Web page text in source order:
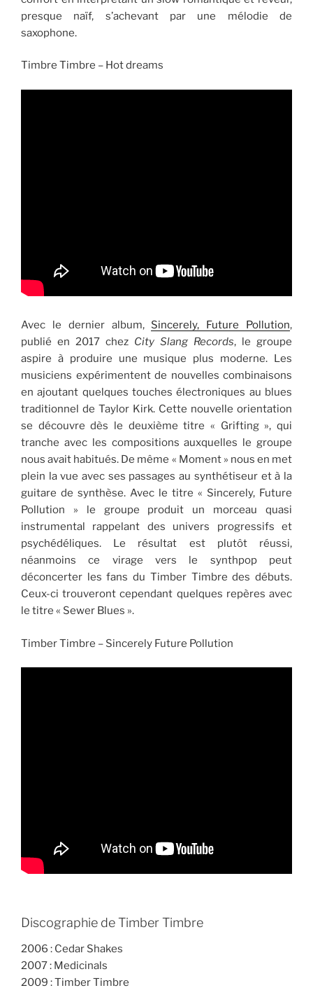
presque naïf, s’achevant par une mélodie de
saxophone.
Timbre Timbre – Hot dreams
Avec le dernier album, Sincerely, Future Pollution,
publié en 2017 chez City Slang Records, le groupe
aspire à produire une musique plus moderne. Les
musiciens expérimentent de nouvelles combinaisons
en ajoutant quelques touches électroniques au blues
traditionnel de Taylor Kirk. Cette nouvelle orientation
se découvre dès le deuxième titre « Grifting », qui
tranche avec les compositions auxquelles le groupe
nous avait habitués. De même « Moment » nous en met
plein la vue avec ses passages au synthétiseur et à la
guitare de synthèse. Avec le titre « Sincerely, Future
Pollution » le groupe produit un morceau quasi
instrumental rappelant des univers progressifs et
psychédéliques. Le résultat est plutôt réussi,
néanmoins ce virage vers le synthpop peut
déconcerter les fans du Timber Timbre des débuts.
Ceux-ci trouveront cependant quelques repères avec
le titre « Sewer Blues ».
Timber Timbre – Sincerely Future Pollution
Discographie de Timber Timbre
2006 : Cedar Shakes
2007 : Medicinals
2009 : Timber Timbre